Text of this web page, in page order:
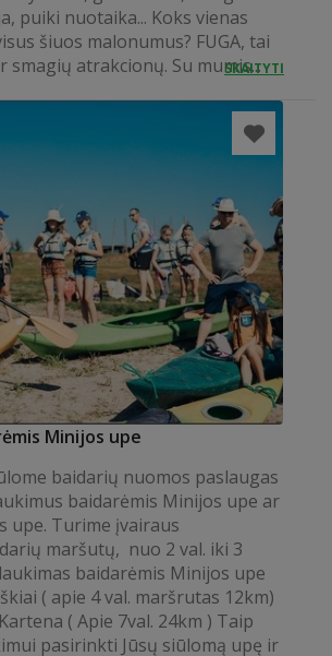
puiki nuotaika... Koks vienas
šiuos malonumus? FUGA, tai
smagių atrakcionų. Su mumis...
SKAITYTI
Minijos upe
baidarių nuomos paslaugas
baidarėmis Minijos upe ar
upe. Turime įvairaus
maršutų, nuo 2 val. iki 3
baidarėmis Minijos upe
( apie 4 val. maršrutas 12km)
( Apie 7val. 24km ) Taip
pasirinkti Jūsų siūlomą upę ir